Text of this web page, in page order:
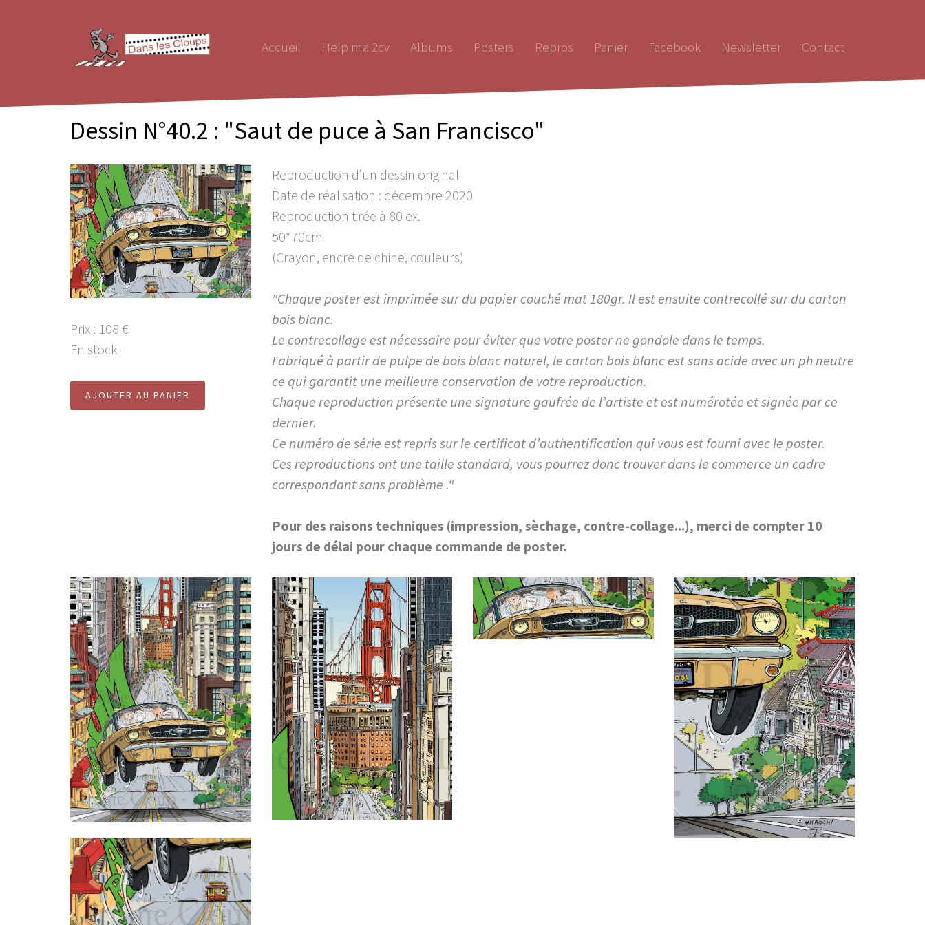
Accueil Help ma 2cv Albums Posters Repros Panier Facebook Newsletter Contact
Dessin N°40.2 : "Saut de puce à San Francisco"
Prix : 108 €
En stock
AJOUTER AU PANIER
Reproduction d’un dessin original
Date de réalisation : décembre 2020
Reproduction tirée à 80 ex.
50*70cm
(Crayon, encre de chine, couleurs)
"Chaque poster est imprimée sur du papier couché mat 180gr. Il est ensuite contrecollé sur du carton
bois blanc.
Le contrecollage est nécessaire pour éviter que votre poster ne gondole dans le temps.
Fabriqué à partir de pulpe de bois blanc naturel, le carton bois blanc est sans acide avec un ph neutre
ce qui garantit une meilleure conservation de votre reproduction.
Chaque reproduction présente une signature gaufrée de l’artiste et est numérotée et signée par ce
dernier.
Ce numéro de série est repris sur le certificat d’authentification qui vous est fourni avec le poster.
Ces reproductions ont une taille standard, vous pourrez donc trouver dans le commerce un cadre
correspondant sans problème ."
Pour des raisons techniques (impression, sèchage, contre-collage...), merci de compter 10
jours de délai pour chaque commande de poster.